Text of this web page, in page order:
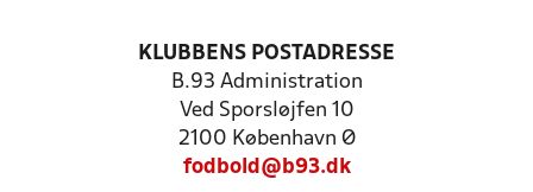
KLUBBENS POSTADRESSE
B.93 Administration
Ved Sporsløjfen 10
2100 København Ø
fodbold@b93.dk